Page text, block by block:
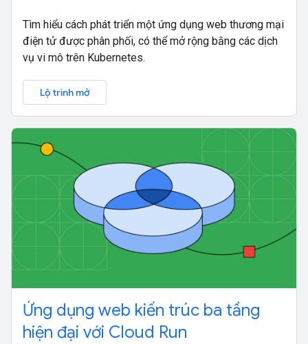
Tìm hiểu cách phát triển một ứng dụng web thương mại
điện tử được phân phối, có thể mở rộng bằng các dịch
vụ vi mô trên Kubernetes.
Lộ trình mở
Ứng dụng web kiến trúc ba tầng
hiện đại với Cloud Run